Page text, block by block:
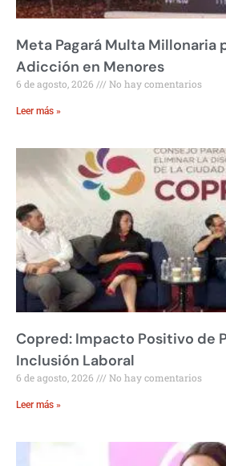
Meta Pagará Multa Millonaria
Adicción en Menores
6 de agosto, 2026 No hay comentarios
Leer más »
Copred: Impacto Positivo de
Inclusión Laboral
6 de agosto, 2026 No hay comentarios
Leer más »